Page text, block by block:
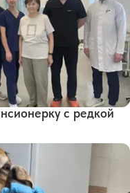
с редкой